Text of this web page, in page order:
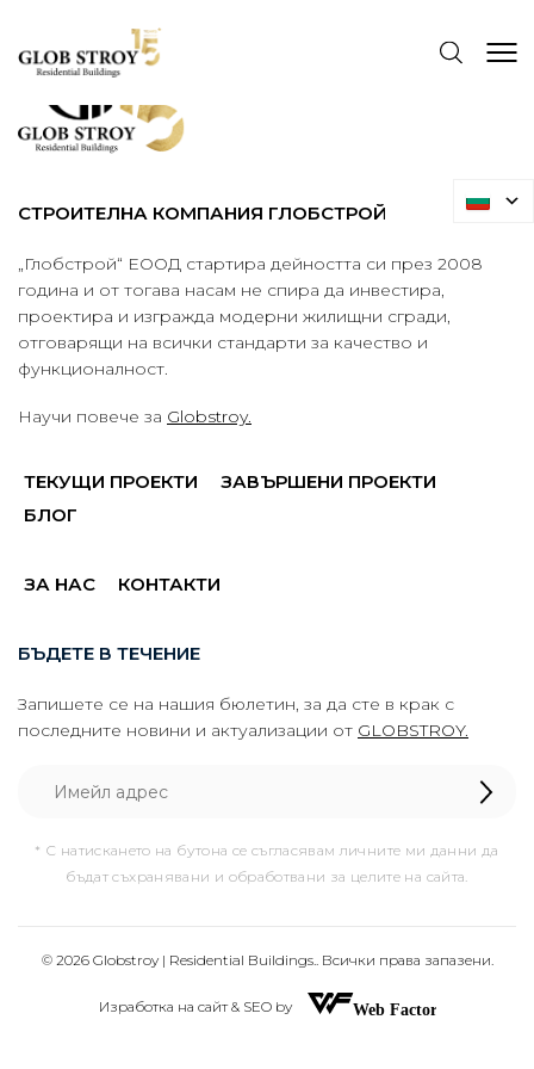
СТРОИТЕЛНА КОМПАНИЯ ГЛОБСТРОЙ
„Глобстрой“ ЕООД стартира дейността си през 2008
година и от тогава насам не спира да инвестира,
проектира и изгражда модерни жилищни сгради,
отговарящи на всички стандарти за качество и
функционалност.
Научи повече за Globstroy.
ТЕКУЩИ ПРОЕКТИ
ЗАВЪРШЕНИ ПРОЕКТИ
БЛОГ
ЗА НАС КОНТАКТИ
БЪДЕТЕ В ТЕЧЕНИЕ
Запишете се на нашия бюлетин, за да сте в крак с
последните новини и актуализации от GLOBSTROY.
* С натискането на бутона се съгласявам личните ми данни да
бъдат съхранявани и обработвани за целите на сайта.
© 2026 Globstroy | Residential Buildings.. Всички права запазени.
Изработка на сайт & SEO by